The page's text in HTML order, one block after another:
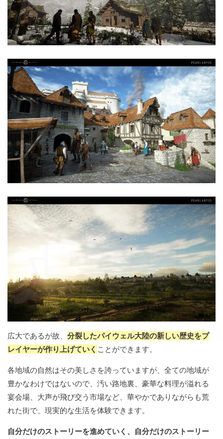
広大であるが故、 分裂したパイウェル大陸の新しい歴史をプ
レイヤーが作り上げていく ことができます。
各地域の自然はその美しさを誇っていますが、全ての地域が
豊かなわけではないので、汚い路地裏、豪華な料理が溢れる
宴会場、大声が飛び交う市場など、華やかでありながらも荒
れた街で、現実的な生活を体験できます。
自分だけのストーリーを進めていく、自分だけのストーリー